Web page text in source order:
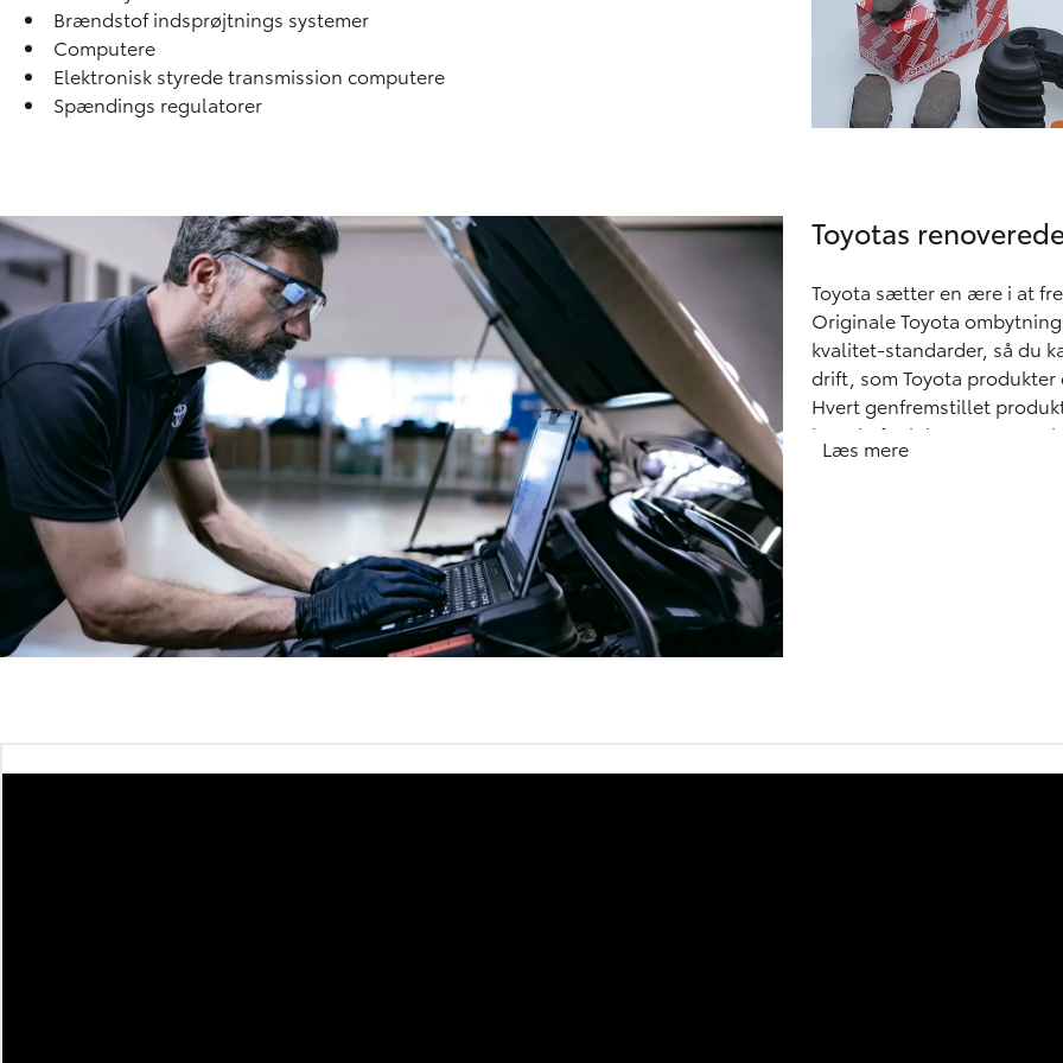
Brændstof indsprøjtnings systemer
Computere
Elektronisk styrede transmission computere
Spændings regulatorer
Toyotas
Toyota sætter en ære i at
Originale Toyota
kvalitet-standarder, så du
drift, som Toyota produkter
Hvert genfremstillet
korrekt funktion og Toyota
opdateret for at afspejle
Læs mere